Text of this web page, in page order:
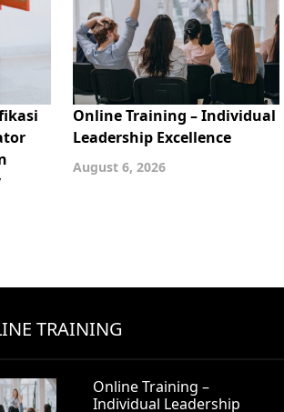
Online Training – Individual
Leadership Excellence
August 6, 2026
TRAINING
Online Training –
Individual Leadership